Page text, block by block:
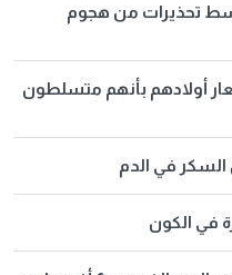
تحذيرات من هجوم
أولادهم بأنهم متسلطون
السكر في الدم
في الكون